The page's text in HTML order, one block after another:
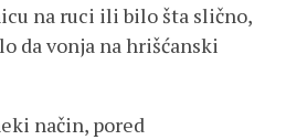
na ruci ili bilo šta slično,
da vonja na hrišćanski
način, pored